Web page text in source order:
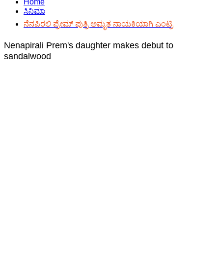
Home
ಸಿನಿಮಾ
ನೆನಪಿರಲಿ ಪ್ರೇಮ್ ಪುತ್ರಿ ಅಮೃತ ನಾಯಕಿಯಾಗಿ ಎಂಟ್ರಿ
Nenapirali Prem's daughter makes debut to
sandalwood